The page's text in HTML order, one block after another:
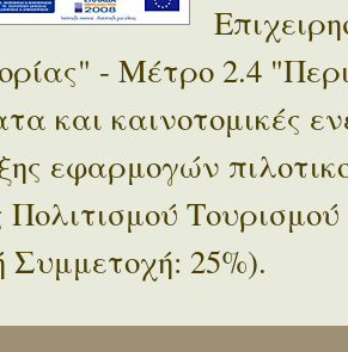
- Μέτρο 2.4
και καινοτομικές
εφαρμογών
Πολιτισμού
Συμμετοχή: 25%).